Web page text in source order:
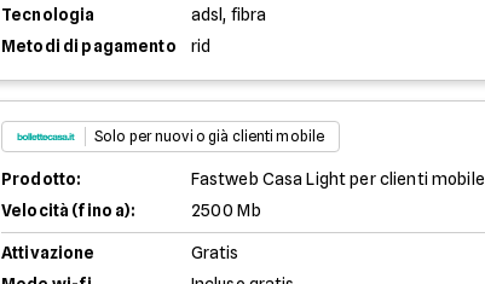
Tecnologia
adsl, fibra
Metodi di pagamento
rid
Solo per nuovi o già clienti mobile
Prodotto:
Fastweb Casa Light per clienti mobile
Velocità (fino a):
2500 Mb
Attivazione
Gratis